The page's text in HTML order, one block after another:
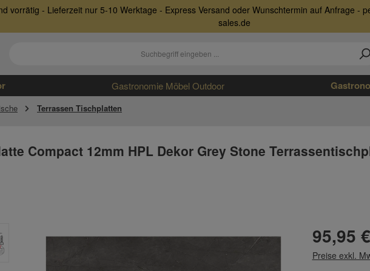
vorrätig - Lieferzeit nur 5-10 Werktage - Express Versand oder Wunschtermin auf Anfrage -
sales.de
Gastronomie Möbel Outdoor
Terrassen Tischplatten
Compact 12mm HPL Dekor Grey Stone
Regulärer Preis:
95,95 €
Preise exkl.